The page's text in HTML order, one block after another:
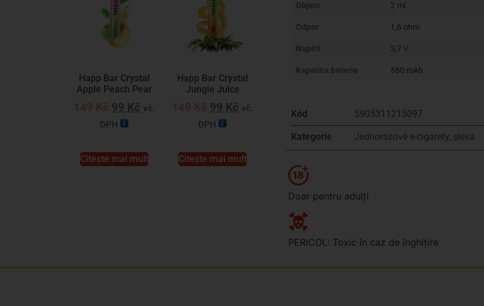
Happ Bar Crystal
Apple Peach Pear
99 Kč vč.
DPH
Citește mai mult
Happ Bar Crystal
Jungle Juice
99 Kč vč.
DPH
Citește mai mult
Objem 2 ml
Odpor 1,6 ohm
Napětí 3,7 V
Kapacita baterie 550 mAh
Kód 5905311215097
Kategorie Jednorázové e-cigarety, sleva
Doar pentru adulți
PERICOL: Toxic în caz de înghițire